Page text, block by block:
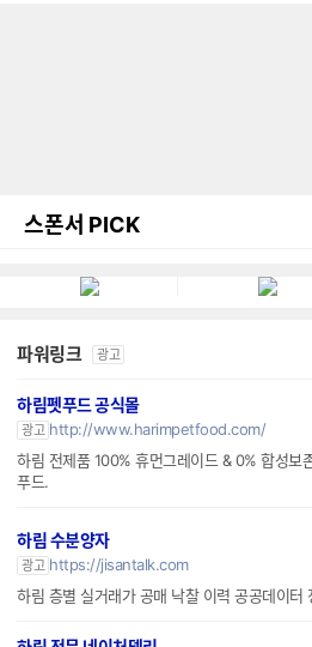
스폰서 PICK
파워링크 광고
하림펫푸드 공식몰
광고 http://www.harimpetfood.com/
하림 전제품 100% 휴먼그레이드 & 0% 합성보
푸드.
하림 수분양자
광고 https://jisantalk.com
하림 층별 실거래가 공매 낙찰 이력 공공데이터